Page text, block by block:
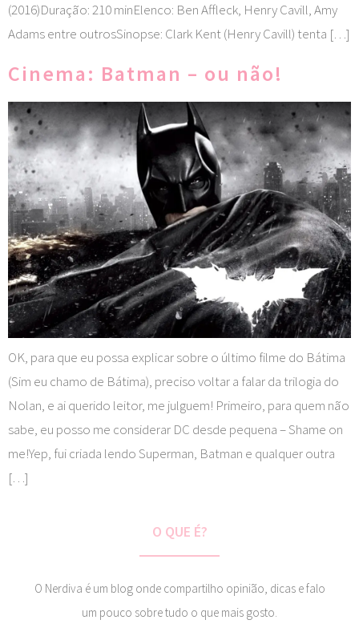
(2016)Duração: 210 minElenco: Ben Affleck, Henry Cavill, Amy
Adams entre outrosSinopse: Clark Kent (Henry Cavill) tenta […]
Cinema: Batman – ou não!
OK, para que eu possa explicar sobre o último filme do Bátima
(Sim eu chamo de Bátima), preciso voltar a falar da trilogia do
Nolan, e ai querido leitor, me julguem! Primeiro, para quem não
sabe, eu posso me considerar DC desde pequena – Shame on
me!Yep, fui criada lendo Superman, Batman e qualquer outra
[…]
O QUE É?
O Nerdiva é um blog onde compartilho opinião, dicas e falo
um pouco sobre tudo o que mais gosto.